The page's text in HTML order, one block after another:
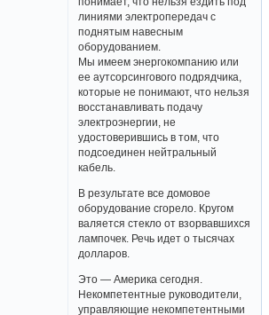
линиями электропередач с
поднятым навесным
оборудованием.
Мы имеем энергокомпанию или
ее аутсорсингового подрядчика,
которые не понимают, что нельзя
восстанавливать подачу
электроэнергии, не
удостоверившись в том, что
подсоединен нейтральный
кабель.
В результате все домовое
оборудование сгорело. Кругом
валяется стекло от взорвавшихся
лампочек. Речь идет о тысячах
долларов.
Это — Америка сегодня.
Некомпетентные руководители,
управляющие некомпетентными